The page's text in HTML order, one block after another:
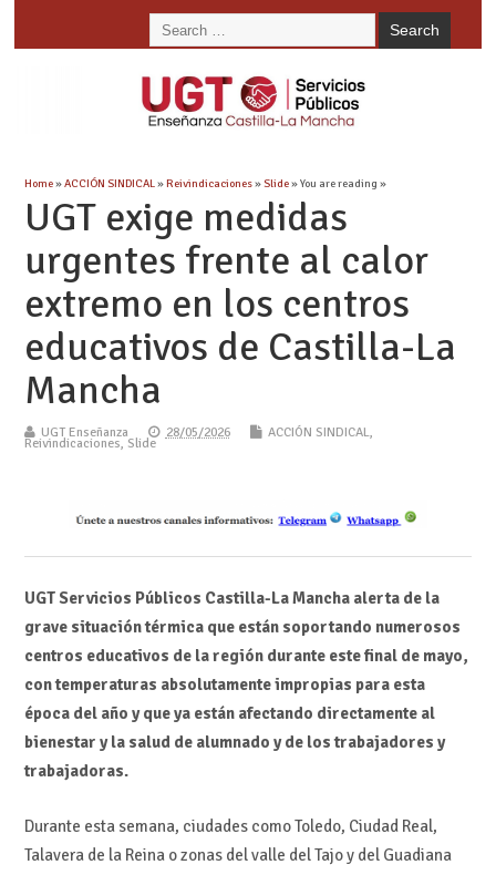
Home»ACCIÓN SINDICAL»Reivindicaciones»Slide» You are reading »
UGT exige medidas
urgentes frente al calor
extremo en los centros
educativos de Castilla-La
Mancha
UGT Enseñanza 28/05/2026 ACCIÓN SINDICAL,
Reivindicaciones, Slide
UGT Servicios Públicos Castilla-La Mancha alerta de la
grave situación térmica que están soportando numerosos
centros educativos de la región durante este final de mayo,
con temperaturas absolutamente impropias para esta
época del año y que ya están afectando directamente al
bienestar y la salud de alumnado y de los trabajadores y
trabajadoras.
Durante esta semana, ciudades como Toledo, Ciudad Real,
Talavera de la Reina o zonas del valle del Tajo y del Guadiana